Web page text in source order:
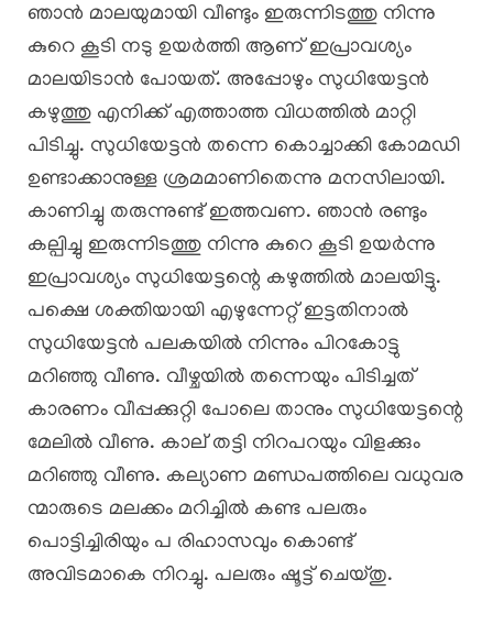
ഞാൻ മാലയുമായി വീണ്ടും ഇരുന്നിടത്തു നിന്നു
കുറെ കൂടി നടു ഉയർത്തി ആണ് ഇപ്രാവശ്യം
മാലയിടാൻ പോയത്. അപ്പോഴും സുധിയേട്ടൻ
കഴുത്തു എനിക്ക് എത്താത്ത വിധത്തിൽ മാറ്റി
പിടിച്ചു. സുധിയേട്ടൻ തന്നെ കൊച്ചാക്കി കോമഡി
ഉണ്ടാക്കാനുള്ള ശ്രമമാണിതെന്നു മനസിലായി.
കാണിച്ചു തരുന്നുണ്ട് ഇത്തവണ. ഞാൻ രണ്ടും
കല്പിച്ചു ഇരുന്നിടത്തു നിന്നു കുറെ കൂടി ഉയർന്നു
ഇപ്രാവശ്യം സുധിയേട്ടന്റെ കഴുത്തിൽ മാലയിട്ടു.
പക്ഷെ ശക്തിയായി എഴുന്നേറ്റ് ഇട്ടതിനാൽ
സുധിയേട്ടൻ പലകയിൽ നിന്നും പിറകോട്ടു
മറിഞ്ഞു വീണു. വീഴ്ചയിൽ തന്നെയും പിടിച്ചത്
കാരണം വീപ്പക്കുറ്റി പോലെ താനും സുധിയേട്ടന്റെ
മേലിൽ വീണു. കാല് തട്ടി നിറപറയും വിളക്കും
മറിഞ്ഞു വീണു. കല്യാണ മണ്ഡപത്തിലെ വധുവര
ന്മാരുടെ മലക്കം മറിച്ചിൽ കണ്ട പലരും
പൊട്ടിച്ചിരിയും പ രിഹാസവും കൊണ്ട്
അവിടമാകെ നിറച്ചു. പലരും ഷൂട്ട്‌ ചെയ്തു.